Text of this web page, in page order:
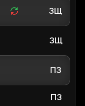
ЗЩ
ЗЩ
ПЗ
ПЗ